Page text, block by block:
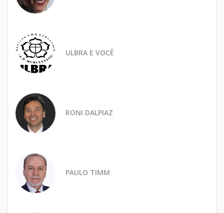
ULBRA E VOCÊ
RONI DALPIAZ
PAULO TIMM